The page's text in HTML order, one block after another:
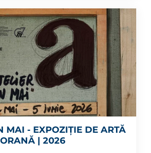
MAI - EXPOZIȚIE DE ARTĂ
| 2026